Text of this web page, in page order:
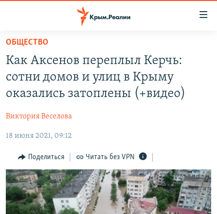
Вернуться
основному
содержанию
главной
навигации
Вернутся
поиску
11 ЛЕТ ОККУПАЦИИ КРЫМА. 11 ИСТОРИЙ СОПРОТИВЛЕНИЯ
ЕЩЕ
ИНТЕРАКТИВ
ИНФОГРАФИКА
ТЕЛЕПРОЕКТ КРЫМ.РЕАЛИИ
СОВЕТЫ ПРАВОЗАЩИТНИКОВ
ПРОПАВШИЕ БЕЗ ВЕСТИ
РАДІО СВОБОДА
КАК ОБОЙТИ БЛОКИРОВКУ
Українською
Qırımtatar
ОБЩЕСТВО
Как Аксенов переплыл Керчь:
сотни домов и улиц в Крыму
оказались затоплены (+видео)
Виктория Веселова
18 июня 2021, 09:12
Поделиться Читать без VPN